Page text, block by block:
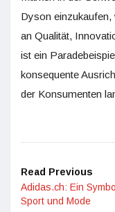
Dyson einzukaufen,
an Qualität,
ist ein
konsequente
der Konsumenten
Read Previous
Adidas.ch: Ein
Sport und Mode